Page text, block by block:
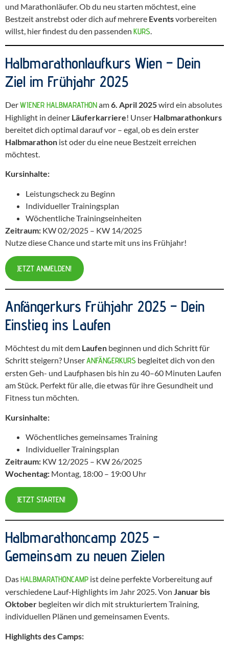
und Marathonläufer. Ob du neu starten möchtest, eine
Bestzeit anstrebst oder dich auf mehrere Eventsvorbereiten
willst, hier findest du den passenden KURS.
Halbmarathonlaufkurs Wien – Dein
Ziel im Frühjahr 2025
DerWIENER HALBMARATHONam6. April 2025wird ein absolutes
Highlight in deiner Läuferkarriere! Unser Halbmarathonkurs
bereitet dich optimal darauf vor – egal, ob es dein erster
Halbmarathon ist oder du eine neue Bestzeit erreichen
möchtest.
Kursinhalte:
Leistungscheck zu Beginn
Individueller Trainingsplan
Wöchentliche Trainingseinheiten
Zeitraum: KW 02/2025 – KW 14/2025
Nutze diese Chance und starte mit uns ins Frühjahr!
JETZT ANMELDEN!
Anfängerkurs Frühjahr 2025 – Dein
Einstieg ins Laufen
Möchtest du mit dem Laufen beginnen und dich Schritt für
Schritt steigern? UnserANFÄNGERKURS begleitet dich von den
ersten Geh- und Laufphasen bis hin zu 40–60 Minuten Laufen
am Stück. Perfekt für alle, die etwas für ihre Gesundheit und
Fitness tun möchten.
Kursinhalte:
Wöchentliches gemeinsames Training
Individueller Trainingsplan
Zeitraum: KW 12/2025 – KW 26/2025
Wochentag: Montag, 18:00 – 19:00 Uhr
JETZT STARTEN!
Halbmarathoncamp 2025 –
Gemeinsam zu neuen Zielen
DasHALBMARATHONCAMP ist deine perfekte Vorbereitung auf
verschiedene Lauf-Highlights im Jahr 2025. Von Januar bis
Oktober begleiten wir dich mit strukturiertem Training,
individuellen Plänen und gemeinsamen Events.
Highlights des Camps: